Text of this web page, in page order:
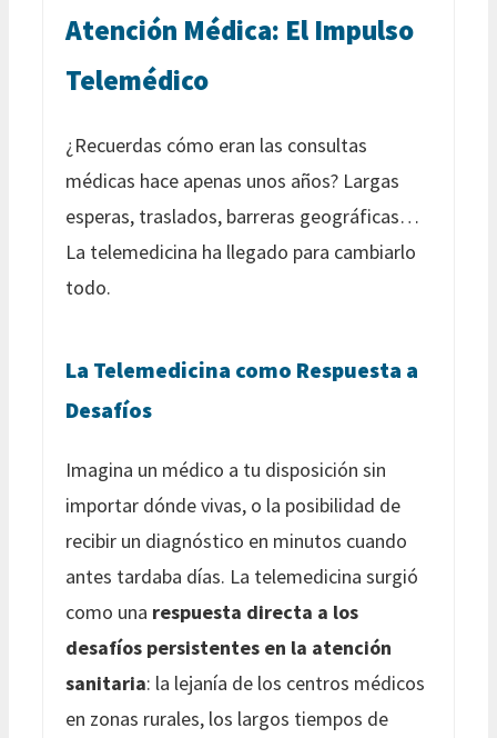
Atención Médica: El Impulso
Telemédico
¿Recuerdas cómo eran las consultas
médicas hace apenas unos años? Largas
esperas, traslados, barreras geográficas…
La telemedicina ha llegado para cambiarlo
todo.
La Telemedicina como Respuesta a
Desafíos
Imagina un médico a tu disposición sin
importar dónde vivas, o la posibilidad de
recibir un diagnóstico en minutos cuando
antes tardaba días. La telemedicina surgió
como una respuesta directa a los
desafíos persistentes en la atención
sanitaria: la lejanía de los centros médicos
en zonas rurales, los largos tiempos de